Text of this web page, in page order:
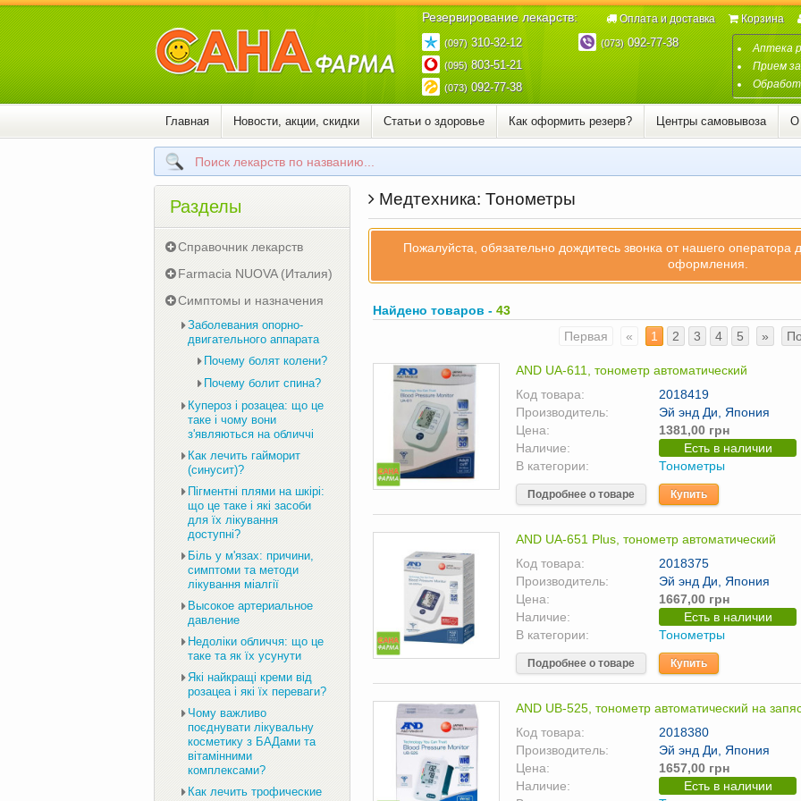
Резервирование лекарств:
(097)310-32-12
(095)803-51-21
(073)092-77-38
(073)092-77-38
Аптека
Прием
Оплата и доставка Корзина
Главная Новости, акции, скидки Статьи о здоровье Как оформить резерв? Центры самовывоза О
Медтехника: Тонометры
Пожалуйста, обязательно дождитесь звонка от нашего оператора
оформления.
Найдено товаров - 43
Первая
« 1 2 3 4 5 »
AND UA-611, тонометр автоматический
Код товара:
2018419
Производитель:
Эй энд Ди, Япония
Цена:
1381,00 грн
Наличие:
Есть в наличии
В категории:
Тонометры
Подробнее о товаре Купить
AND UA-651 Plus, тонометр автоматический
Код товара:
2018375
Производитель:
Эй энд Ди, Япония
Цена:
1667,00 грн
Наличие:
Есть в наличии
В категории:
Тонометры
Подробнее о товаре Купить
AND UB-525, тонометр автоматический на
Код товара:
2018380
Производитель:
Эй энд Ди, Япония
Цена:
1657,00 грн
Наличие:
Есть в наличии
Разделы
Справочник лекарств
Farmacia NUOVA (Италия)
Симптомы и назначения
Заболевания опорно-
двигательного аппарата
Почему болят колени?
Почему болит спина?
Купероз і розацеа: що це
таке і чому вони
з'являються на обличчі
Как лечить гайморит
(синусит)?
Пігментні плями на шкірі:
що це таке і які засоби
для їх лікування
доступні?
Біль у м'язах: причини,
симптоми та методи
лікування міалгії
Высокое артериальное
давление
Недоліки обличчя: що це
таке та як їх усунути
Які найкращі креми від
розацеа і які їх переваги?
Чому важливо
поєднувати лікувальну
косметику з БАДами та
вітамінними
комплексами?
Как лечить трофические